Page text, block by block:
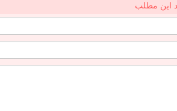
این مطلب